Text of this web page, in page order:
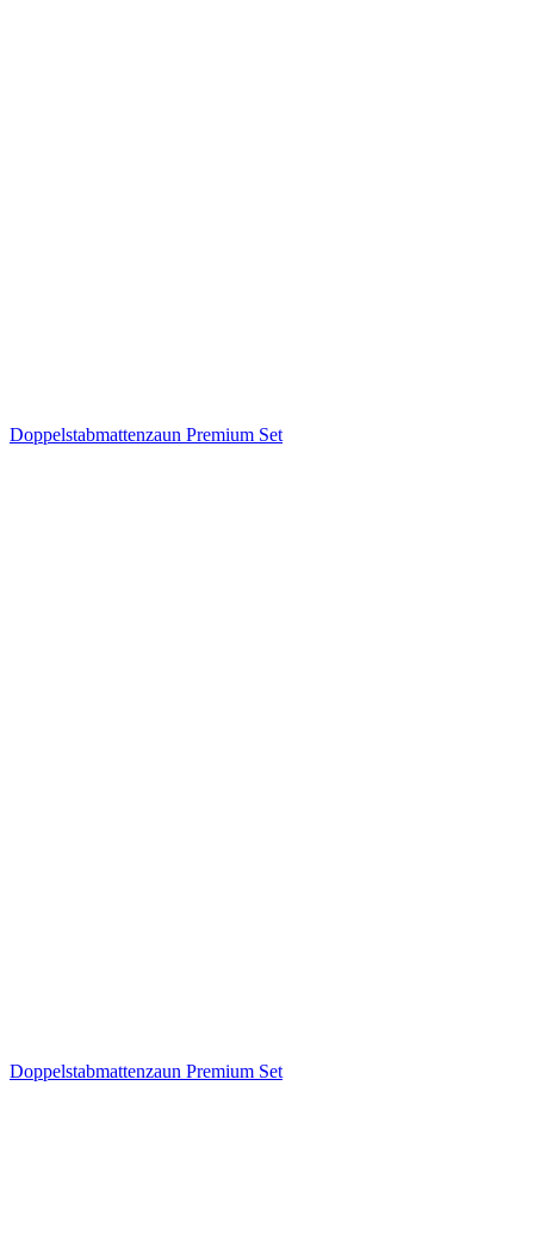
Doppelstabmattenzaun Premium Set
Doppelstabmattenzaun Premium Set